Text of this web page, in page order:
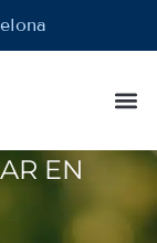
EN